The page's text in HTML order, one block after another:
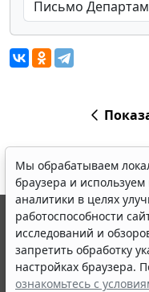
Мы обрабатываем
браузера и
аналитики в целях
работоспособности
исследований и
запретить обработку
настройках браузера.
ознакомьтесь с
© ООО "НПП "ГАРАНТ-
выпускается с 1990
являются участниками
информации ГАРАНТ.